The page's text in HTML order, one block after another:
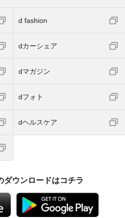
d fashion
dカーシェア
dマガジン
dフォト
dヘルスケア
ダウンロードはコチラ